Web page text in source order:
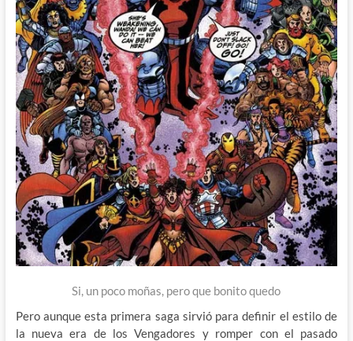
Si, un poco moñas, pero que bonito quedo
Pero aunque esta primera saga sirvió para definir el estilo de
la nueva era de los Vengadores y romper con el pasado